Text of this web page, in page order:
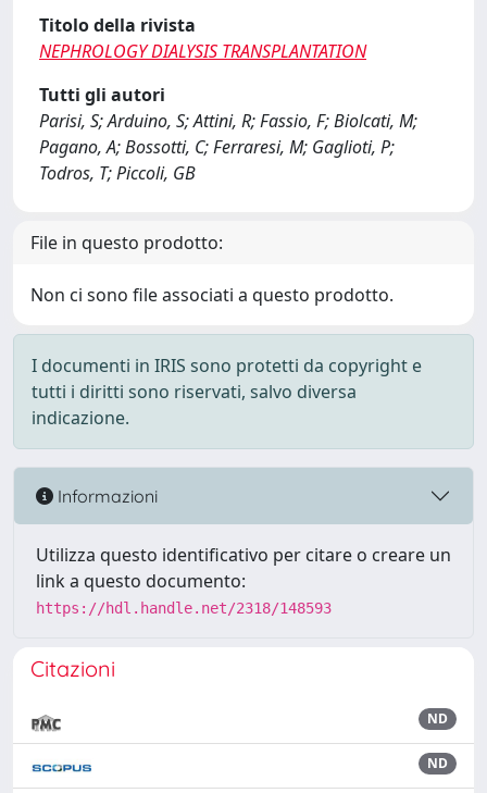
Titolo della rivista
NEPHROLOGY DIALYSIS TRANSPLANTATION
Tutti gli autori
Parisi, S; Arduino, S; Attini, R; Fassio, F; Biolcati, M;
Pagano, A; Bossotti, C; Ferraresi, M; Gaglioti, P;
Todros, T; Piccoli, GB
File in questo prodotto:
Non ci sono file associati a questo prodotto.
I documenti in IRIS sono protetti da copyright e
tutti i diritti sono riservati, salvo diversa
indicazione.
Informazioni
Utilizza questo identificativo per citare o creare un
link a questo documento:
https://hdl.handle.net/2318/148593
Citazioni
ND
ND